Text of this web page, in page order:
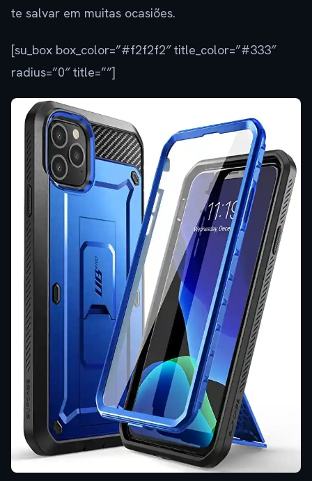
te salvar em muitas ocasiões.
[su_box box_color=”#f2f2f2″ title_color=”#333″
radius=”0″ title=””]